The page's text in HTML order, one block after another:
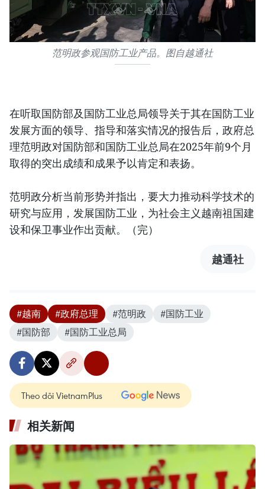
范明政参观国防工业产品。图自越通社
在听取国防部及国防工业总局领导关于其在国防工业
发展方面的领导、指导和落实情况的报告后，政府总
理范明政对国防部和国防工业总局在2025年前9个月
取得的突出成绩和成果予以肯定和表扬。
范明政分析当前形势并指出，要大力推动科学技术的
研究与应用，发展国防工业，为社会主义越南祖国建
设和保卫事业作出贡献。（完）
越通社
#越南 #政府总理 #范明政
#国防工业
#国防部
#国防工业总局
Theo dõi VietnamPlus
相关新闻